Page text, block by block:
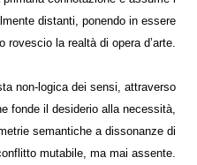
distanti, ponendo in essere
rovescio la realtà di opera d’arte.
non-logica dei sensi, attraverso
fonde il desiderio alla necessità,
semantiche a dissonanze di
mutabile, ma mai assente.